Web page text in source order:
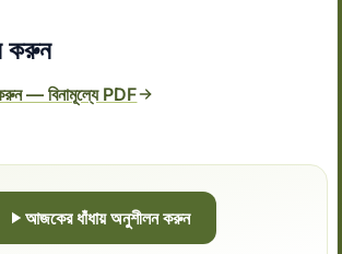
করুন
— বিনামূল্যে PDF
আজকের ধাঁধায় অনুশীলন করুন